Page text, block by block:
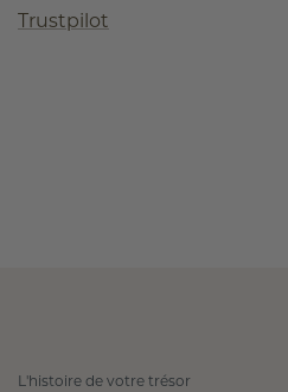
Trustpilot
L'histoire de votre trésor